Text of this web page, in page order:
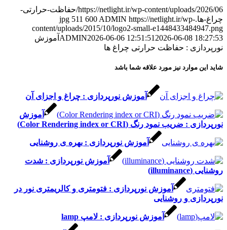
https://netlight.ir/wp-content/uploads/2026/06/حفاظت-حرارتی-
چراغ-ها.jpg
511 600 ADMIN https://netlight.ir/wp-
content/uploads/2015/10/logo2-small-e1448433484947.png
ADMIN2026-06-06 12:51:51 2026-06-08 18:27:53
آموزش
نورپردازی : حفاظت حرارتی چراغ ها
شاید این موارد نیز مورد علاقه شما باشد
آموزش نورپردازی : چراغ و اجزای آن
آموزش
نورپردازی : ضریب نمود رنگ (Color Rendering index or CRI)
آموزش نورپردازی : بهره ی روشنایی
آموزش نورپردازی : شدت
روشنایی (illuminance)
آموزش نورپردازی : فتومتری و کالریمتری نور در
نورپردازی و روشنایی
آموزش نورپردازی : لامپ lamp